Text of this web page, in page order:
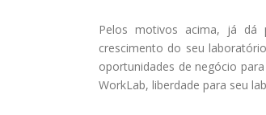
Pelos motivos acima, já dá
crescimento do seu
oportunidades de negócio
WorkLab, liberdade para seu